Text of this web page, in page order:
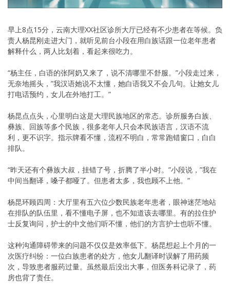
早上8点15分，云南大理XX社区诊所大厅已经有不少患者在等候。负
责人杨昆刚走进大门，就听见前台小段在用白族话跟一位老年患者
解释什么，两人比划着，看起来很吃力。
“杨主任，白语的张阿奶又来了，说不清哪里不舒服。”小段走过来，
无奈地摇头，”我汉语她说不太懂，她白语我又不会几句。让她女儿
打电话预约，女儿在外地打工。”
杨昆点点头，心里明白这是大理民族地区的常态。诊所服务白族、
彝族、回族等多个民族，很多老年人只会本民族语言，汉语不流
利，更不识字。指示牌看不懂，流程不明白，常常跑错窗口，白白
排队。
“昨天还有个彝族大叔，挂错了号，折腾了半小时。”小段说，”我在
中间当翻译，嗓子都哑了。但患者太多，我也顾不上他。”
杨昆环顾四周：大厅里有五六位少数民族老年患者，眼神迷茫地站
在排队的队伍里，看不懂电子屏，也不知道该去哪里。有的拉住护
士反复询问，护士的中文他们听不懂，他们的方言护士也听不懂。
这种沟通障碍带来的问题不仅仅是效率低下。杨昆想起上个月的一
次医疗纠纷：一位白族患者的处方，他女儿翻译时误解了用药频
次，导致患者服药过量。虽然最后没出大事，但医务科记录了，药
房也背了责任。